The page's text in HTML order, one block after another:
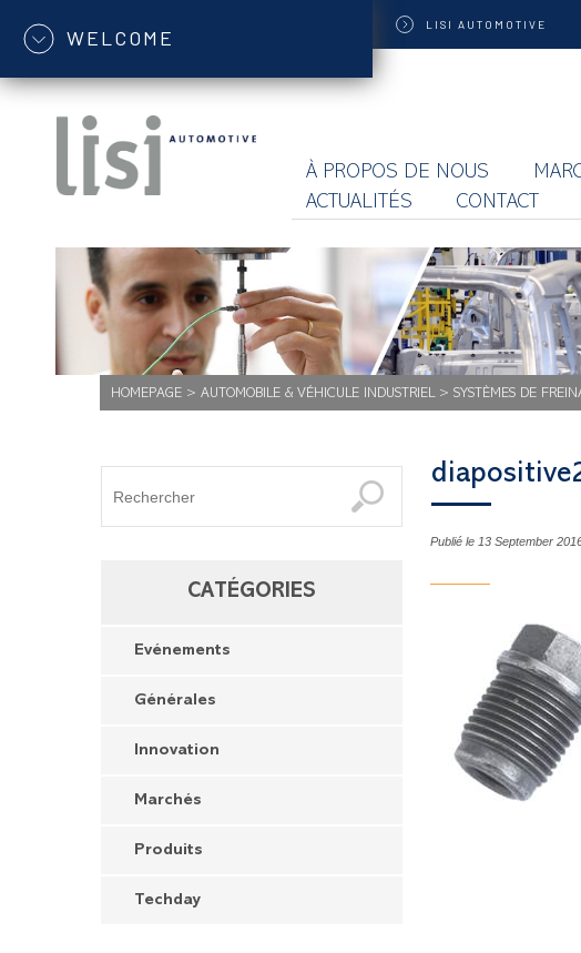
WELCOME
LISI AUTOMOTIVE
À PROPOS DE NOUS
ACTUALITÉS
CONTACT
HOMEPAGE> AUTOMOBILE & VÉHICULE INDUSTRIEL> SYSTÈMES DE
CATÉGORIES
Evénements
Générales
Innovation
Marchés
Produits
Techday
Publié le 13 September